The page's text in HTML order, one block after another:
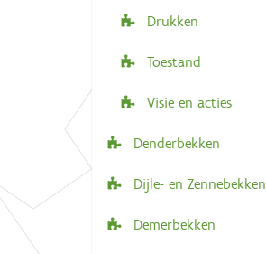
Drukken
Toestand
Visie en acties
Denderbekken
Dijle- en Zennebekken
Demerbekken